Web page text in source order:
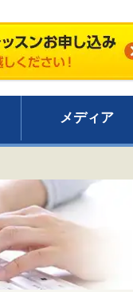
メディア